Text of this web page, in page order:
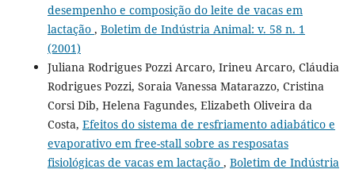
desempenho e composição do leite de vacas em
lactação , Boletim de Indústria Animal: v. 58 n. 1
(2001)
Juliana Rodrigues Pozzi Arcaro, Irineu Arcaro, Cláudia
Rodrigues Pozzi, Soraia Vanessa Matarazzo, Cristina
Corsi Dib, Helena Fagundes, Elizabeth Oliveira da
Costa, Efeitos do sistema de resfriamento adiabático e
evaporativo em free-stall sobre as resposatas
fisiológicas de vacas em lactação , Boletim de Indústria